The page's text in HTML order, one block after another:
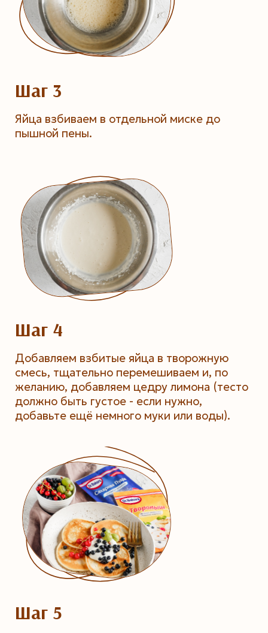
Шаг 3
Яйца взбиваем в отдельной миске до
пышной пены.
Шаг 4
Добавляем взбитые яйца в творожную
смесь, тщательно перемешиваем и, по
желанию, добавляем цедру лимона (тесто
должно быть густое - если нужно,
добавьте ещё немного муки или воды).
Шаг 5